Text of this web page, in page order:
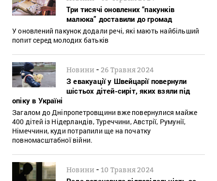
Три тисячі оновлених “пакунків
малюка” доставили до громад
У оновлений пакунок додали речі, які мають найбільший
попит серед молодих батьків
Новини -26 Травня 2024
З евакуації у Швейцарії повернули
шістьох дітей-сиріт, яких взяли під
опіку в Україні
Загалом до Дніпропетровщини вже повернулися майже
400 дітей із Нідерландів, Туреччини, Австрії, Румунії,
Німеччини, куди потрапили ще на початку
повномасштабної війни.
Новини -10 Травня 2024